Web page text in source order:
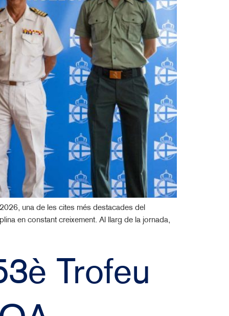
una de les cites més destacades del
en constant creixement. Al llarg de la jornada,
Trofeu